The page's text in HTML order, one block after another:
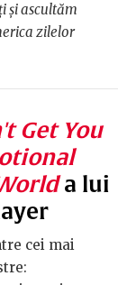
și ascultăm
zilelor
Get You
a lui
cei mai